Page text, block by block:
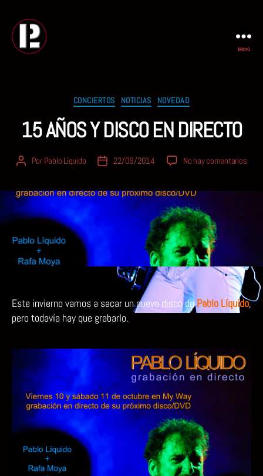
Menú
Categorías
CONCIERTOS NOTICIAS NOVEDAD
15 AÑOS Y DISCO EN DIRECTO
Autor
entrada
Por Pablo Líquido
Fecha
entrada
22/09/2014 No hay comentariosen
Este invierno vamos a sacar un nuevo disco dePablo Líquido,
pero todavía hay que grabarlo.